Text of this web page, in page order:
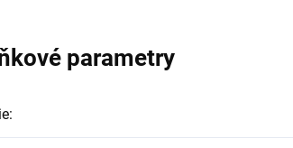
parametry
: